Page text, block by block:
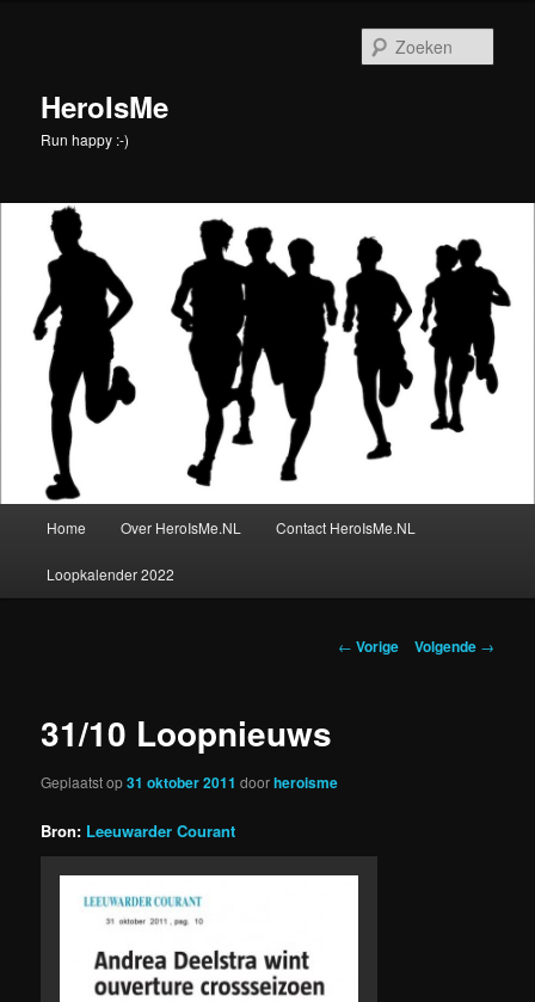
inhoudHeroIsMe
Run happy :-)
Home Over HeroIsMe.NL Contact HeroIsMe.NL
Loopkalender 2022
Berichtnavigatie
← Vorige Volgende →
31/10 Loopnieuws
Geplaatst op31 oktober 2011 doorheroisme
Bron: Leeuwarder Courant